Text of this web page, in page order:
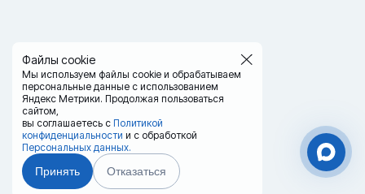
Файлы cookie
Мы используем файлы cookie и обрабатываем
персональные данные с использованием
Яндекс Метрики. Продолжая пользоваться
сайтом,
вы соглашаетесь с Политикой
конфиденциальности и с обработкой
Персональных данных.
Принять Отказаться